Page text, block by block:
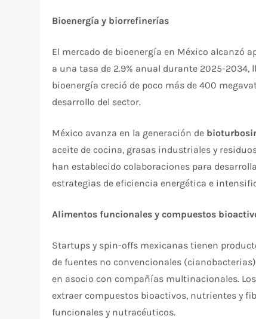
Bioenergía y biorrefinerías
El mercado de bioenergía en México alcanzó
a una tasa de 2.9% anual durante 2025-2034,
bioenergía creció de poco más de 400
desarrollo del sector.​
México avanza en la generación de
aceite de cocina, grasas industriales y
han establecido colaboraciones para
estrategias de eficiencia energética e
Alimentos funcionales y compuestos
Startups y spin-offs mexicanas tienen
de fuentes no convencionales
en asocio con compañías multinacionales.
extraer compuestos bioactivos, nutrientes y
funcionales y nutracéuticos.​